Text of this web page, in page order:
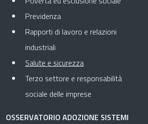
Previdenza
Rapporti di lavoro e relazioni
industriali
Salute e sicurezzaPagina attuale
Terzo settore e responsabilità
sociale delle imprese
OSSERVATORIO ADOZIONE SISTEMI